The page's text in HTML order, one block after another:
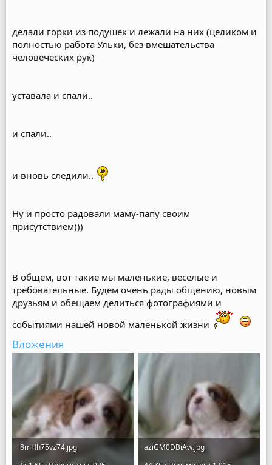
делали горки из подушек и лежали на них (целиком и
полностью работа Ульки, без вмешательства
человеческих рук)
уставала и спали..
и спали..
и вновь следили..
Ну и просто радовали маму-папу своим
присутствием)))
В общем, вот такие мы маленькие, веселые и
требовательные. Будем очень рады общению, новым
друзьям и обещаем делиться фотографиями и
событиями нашей новой маленькой жизни
Вложения
l8mHh75vz74.jpg
aziGM0DBiAw.jpg